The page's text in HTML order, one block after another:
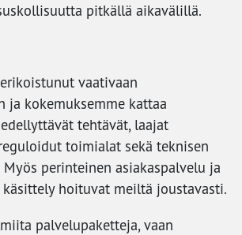
pitkällä aikavälillä.
vaativaan
ja kokemuksemme kattaa
tehtävät, laajat
toimialat sekä teknisen
Myös perinteinen asiakaspalvelu ja
hoituvat meiltä joustavasti.
palvelupaketteja, vaan